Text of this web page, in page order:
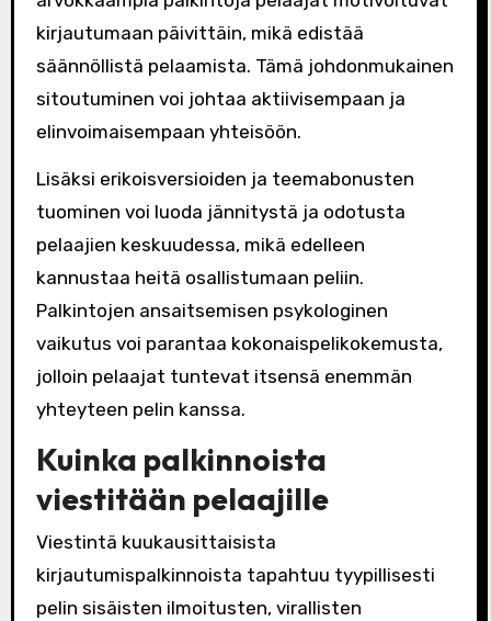
kirjautumaan päivittäin, mikä edistää
säännöllistä pelaamista. Tämä johdonmukainen
sitoutuminen voi johtaa aktiivisempaan ja
elinvoimaisempaan yhteisöön.
Lisäksi erikoisversioiden ja teemabonusten
tuominen voi luoda jännitystä ja odotusta
pelaajien keskuudessa, mikä edelleen
kannustaa heitä osallistumaan peliin.
Palkintojen ansaitsemisen psykologinen
vaikutus voi parantaa kokonaispelikokemusta,
jolloin pelaajat tuntevat itsensä enemmän
yhteyteen pelin kanssa.
Kuinka palkinnoista
viestitään pelaajille
Viestintä kuukausittaisista
kirjautumispalkinnoista tapahtuu tyypillisesti
pelin sisäisten ilmoitusten, virallisten